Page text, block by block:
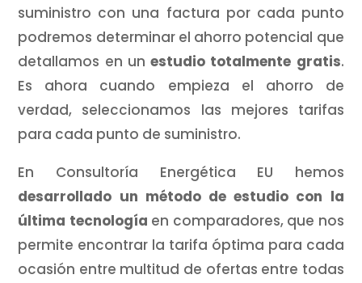
suministro con una factura por cada punto
podremos determinar el ahorro potencial que
detallamos en unestudio totalmente gratis.
Es ahora cuando empieza el ahorro de
verdad, seleccionamos las mejores tarifas
para cada punto de suministro.
En Consultoría Energética EU hemos
desarrollado un método de estudio con la
última tecnología en comparadores, que nos
permite encontrar la tarifa óptima para cada
ocasión entre multitud de ofertas entre todas